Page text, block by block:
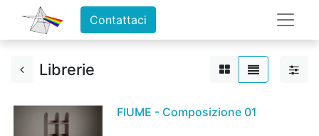
Contattaci
Librerie
FIUME - Composizione 01